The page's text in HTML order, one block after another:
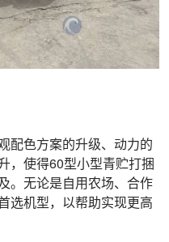
配色方案的升级、动力的
，使得60型小型青贮打捆
。无论是自用农场、合作
选机型，以帮助实现更高